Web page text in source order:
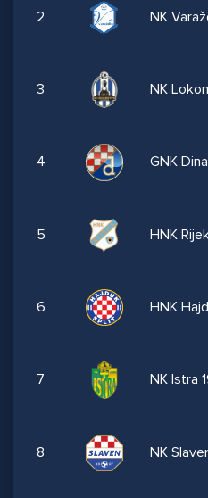
2 NK
3 NK
4 GNK
5 HNK
6 HNK
7 NK Istra
8 NK